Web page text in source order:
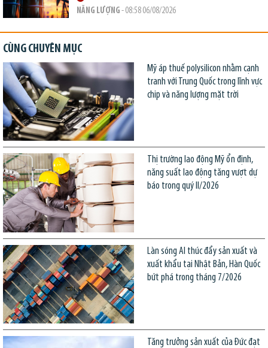
NĂNG LƯỢNG - 08:58 06/08/2026
CÙNG CHUYÊN MỤC
Mỹ áp thuế polysilicon nhằm cạnh
tranh với Trung Quốc trong lĩnh vực
chip và năng lượng mặt trời
Thị trường lao động Mỹ ổn định,
năng suất lao động tăng vượt dự
báo trong quý II/2026
Làn sóng AI thúc đẩy sản xuất và
xuất khẩu tại Nhật Bản, Hàn Quốc
bứt phá trong tháng 7/2026
Tăng trưởng sản xuất của Đức đạt